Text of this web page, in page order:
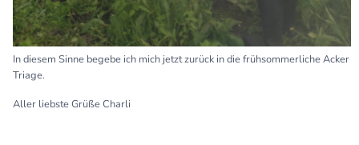
In diesem Sinne begebe ich mich jetzt zurück in die frühsommerliche Acker
Triage.
Aller liebste Grüße Charli